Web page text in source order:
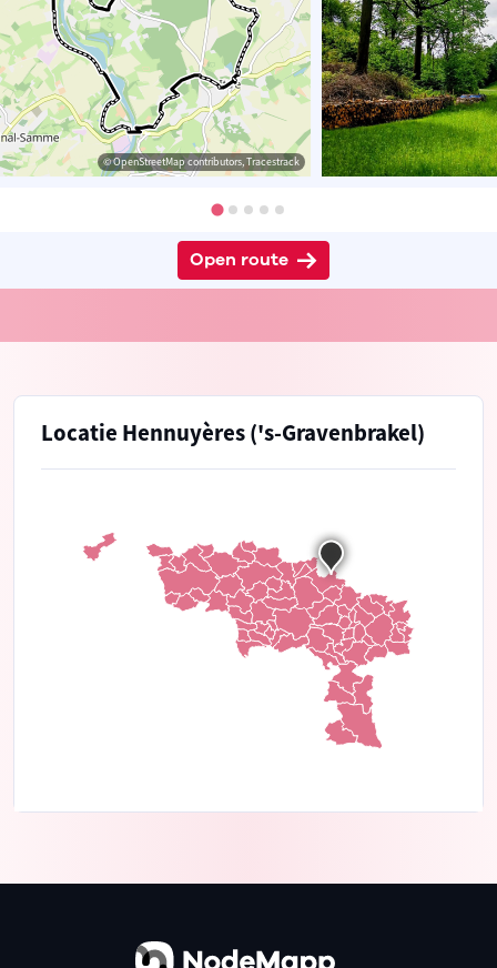
© OpenStreetMap contributors, Tracestrack
Open route
Locatie Hennuyères ('s-Gravenbrakel)